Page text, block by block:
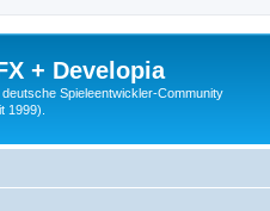
+ Developia
deutsche Spieleentwickler-Community
1999).